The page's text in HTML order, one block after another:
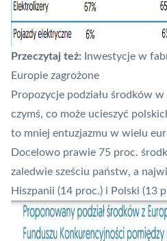
Przeczytaj też:
Inwestycje w
Europie zagrożone
Propozycje podziału środków w
czymś, co może ucieszyć
to mniej entuzjazmu w wielu
Docelowo prawie 75 proc.
zaledwie sześciu państw, a
Hiszpanii (14 proc.) i Polski (13